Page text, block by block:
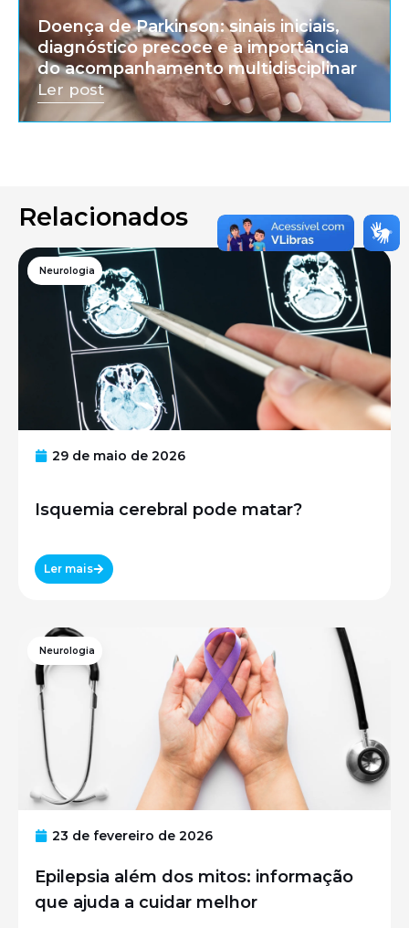
Doença de Parkinson: sinais iniciais,
diagnóstico precoce e a importância
do acompanhamento multidisciplinar
Ler post
Relacionados
Neurologia
29 de maio de 2026
Isquemia cerebral pode matar?
Ler mais
Neurologia
23 de fevereiro de 2026
Epilepsia além dos mitos: informação
que ajuda a cuidar melhor